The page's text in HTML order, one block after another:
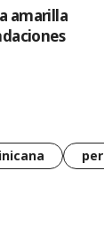
amarilla